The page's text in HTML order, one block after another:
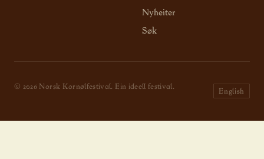
Nyheiter
Søk
© 2026 Norsk Kornølfestival. Ein ideell festival.
English